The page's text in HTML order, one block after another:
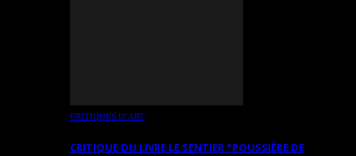
CRITIQUES D’ART
CRITIQUE DU LIVRE LE SENTIER *POUSSIÈRE DE